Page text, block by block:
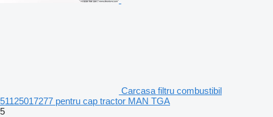
Carcasa filtru combustibil
51125017277 pentru cap tractor MAN TGA
5